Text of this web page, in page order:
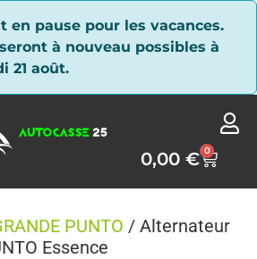
en pause pour les vacances.
à nouveau possibles à
21 août.
0,00€ 0
PUNTO / Alternateur
Essence
des cookies